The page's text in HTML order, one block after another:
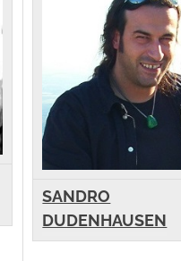
SANDRO
DUDENHAUSEN